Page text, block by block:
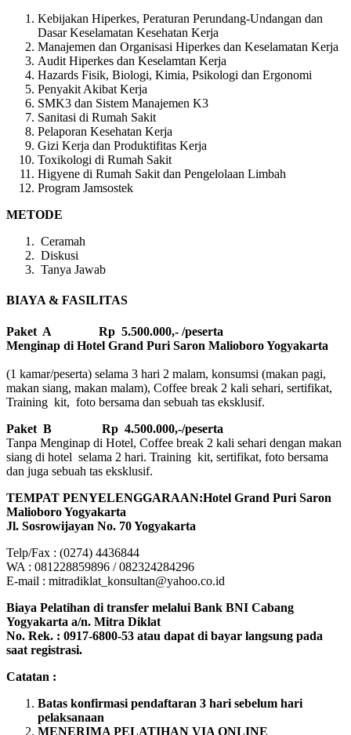
Kebijakan Hiperkes, Peraturan Perundang-Undangan dan
Dasar Keselamatan Kesehatan Kerja
Manajemen dan Organisasi Hiperkes dan Keselamatan Kerja
Audit Hiperkes dan Keselamtan Kerja
Hazards Fisik, Biologi, Kimia, Psikologi dan Ergonomi
Penyakit Akibat Kerja
SMK3 dan Sistem Manajemen K3
Sanitasi di Rumah Sakit
Pelaporan Kesehatan Kerja
Gizi Kerja dan Produktifitas Kerja
Toxikologi di Rumah Sakit
Higyene di Rumah Sakit dan Pengelolaan Limbah
Program Jamsostek
METODE
Ceramah
Diskusi
Tanya Jawab
BIAYA & FASILITAS
Paket A Rp 5.500.000,- /peserta
Menginap di Hotel Grand Puri Saron Malioboro Yogyakarta
(1 kamar/peserta) selama 3 hari 2 malam, konsumsi (makan pagi,
makan siang, makan malam), Coffee break 2 kali sehari, sertifikat,
Training kit, foto bersama dan sebuah tas eksklusif.
Paket B
Rp 4.500.000,-/peserta
Tanpa Menginap di Hotel, Coffee break 2 kali sehari dengan makan
siang di hotel selama 2 hari. Training kit, sertifikat, foto bersama
dan juga sebuah tas eksklusif.
TEMPAT PENYELENGGARAAN:Hotel Grand Puri Saron
Malioboro Yogyakarta
Jl. Sosrowijayan No. 70 Yogyakarta
Telp/Fax : (0274) 4436844
WA : 081228859896 / 082324284296
E-mail : mitradiklat_konsultan@yahoo.co.id
Biaya Pelatihan di transfer melalui Bank BNI Cabang
Yogyakarta a/n. Mitra Diklat
No. Rek. : 0917-6800-53 atau dapat di bayar langsung pada
saat registrasi.
Catatan :
Batas konfirmasi pendaftaran 3 hari sebelum hari
pelaksanaan
MENERIMA PELATIHAN VIA ONLINE